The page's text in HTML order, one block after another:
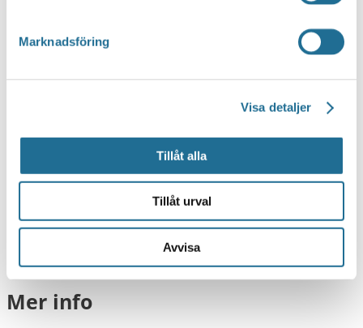
Marknadsföring
Visa detaljer
Tillåt alla
Tillåt urval
Avvisa
iCalendar
Mer info